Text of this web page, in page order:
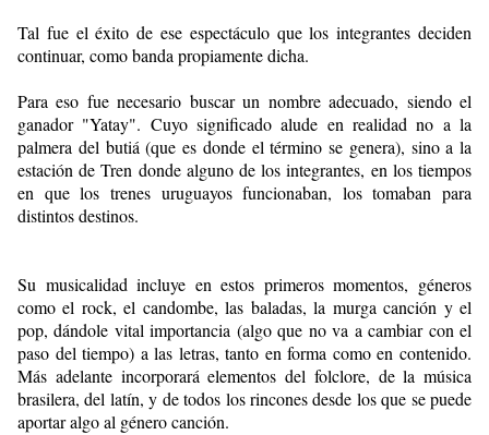
Tal fue el éxito de ese espectáculo que los integrantes deciden
continuar, como banda propiamente dicha.
Para eso fue necesario buscar un nombre adecuado, siendo el
ganador "Yatay". Cuyo significado alude en realidad no a la
palmera del butiá(que es donde el término se genera), sino a la
estación de Tren donde alguno de los integrantes, en los tiempos
en que los trenes uruguayosfuncionaban, los tomaban para
distintos destinos.
Su musicalidad incluye en estos primeros momentos, géneros
como el rock, el candombe, las baladas, la murga canción y el
pop, dándole vital importancia (algo que no va a cambiar con el
paso del tiempo) alas letras, tanto en forma como en contenido.
Más adelante incorporaráelementos del folclore, de la música
brasilera, del latín, y de todos los rincones desde los que se puede
aportar algo al género canción.